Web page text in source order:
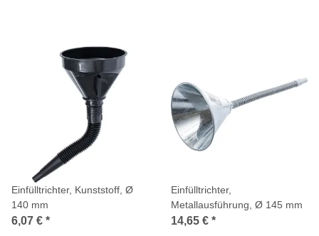
Einfülltrichter, Kunststoff, Ø
140 mm
6,07 € *
Einfülltrichter,
Metallausführung, Ø 145 mm
14,65 € *